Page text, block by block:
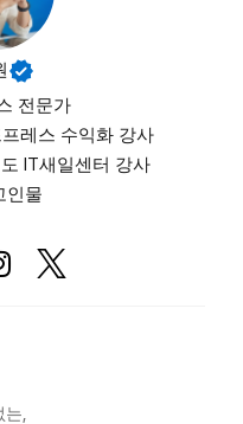
전문가
프레스 수익화 강사
IT새일센터 강사
인물
,